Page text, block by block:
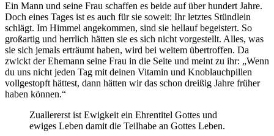
Ein Mann und seine Frau schaffen es beide auf über hundert Jahre.
Doch eines Tages ist es auch für sie soweit: Ihr letztes Stündlein
schlägt. Im Himmel angekommen, sind sie hellauf begeistert. So
großartig und herrlich hätten sie es sich nicht vorgestellt. Alles, was
sie sich jemals erträumt haben, wird bei weitem übertroffen. Da
zwickt der Ehemann seine Frau in die Seite und meint zu ihr: „Wenn
du uns nicht jeden Tag mit deinen Vitamin und Knoblauchpillen
vollgestopft hättest, dann hätten wir das schon dreißig Jahre früher
haben können.“
Zuallererst ist Ewigkeit ein Ehrentitel Gottes und
ewiges Leben damit die Teilhabe an Gottes Leben.